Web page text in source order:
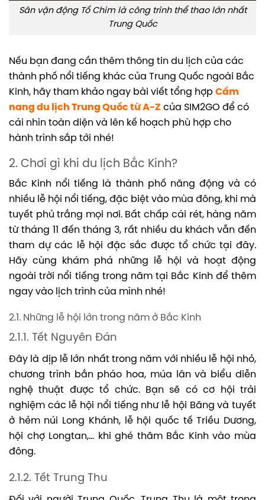
Sân vận động Tổ Chim là công trình thể thao lớn nhất
Trung Quốc
Nếu bạn đang cần thêm thông tin du lịch của các
thành phố nổi tiếng khác của Trung Quốc ngoài Bắc
Kinh, hãy tham khảo ngay bài viết tổng hợp Cẩm
nang du lịch Trung Quốc từ A-Z của SIM2GO để có
cái nhìn toàn diện và lên kế hoạch phù hợp cho
hành trình sắp tới nhé!
2. Chơi gì khi du lịch Bắc Kinh?
Bắc Kinh nổi tiếng là thành phố năng động và có
nhiều lễ hội nổi tiếng, đặc biệt vào mùa đông, khi mà
tuyết phủ trắng mọi nơi. Bất chấp cái rét, hàng năm
từ tháng 11 đến tháng 3, rất nhiều du khách vẫn đến
tham dự các lễ hội đặc sắc được tổ chức tại đây.
Hãy cùng khám phá những lễ hội và hoạt động
ngoài trời nổi tiếng trong năm tại Bắc Kinh để thêm
ngay vào lịch trình của mình nhé!
2.1. Những lễ hội lớn trong năm ở Bắc Kinh
2.1.1. Tết Nguyên Đán
Đây là dịp lễ lớn nhất trong năm với nhiều lễ hội nhỏ,
chương trình bắn pháo hoa, múa lân và biểu diễn
nghệ thuật được tổ chức. Bạn sẽ có cơ hội trải
nghiệm các lễ hội nổi tiếng như lễ hội Băng và tuyết
ở hẻm núi Long Khánh, lễ hội quốc tế Triều Dương,
hội chợ Longtan,… khi ghé thăm Bắc Kinh vào mùa
đông.
2.1.2. Tết Trung Thu